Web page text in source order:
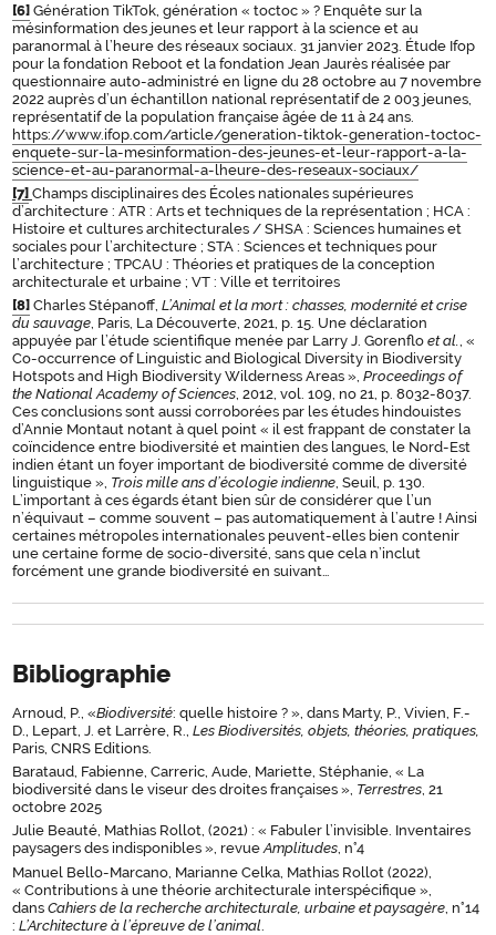
[6] Génération TikTok, génération « toctoc » ? Enquête sur la
mésinformation des jeunes et leur rapport à la science et au
paranormal à l’heure des réseaux sociaux. 31 janvier 2023. Étude Ifop
pour la fondation Reboot et la fondation Jean Jaurès réalisée par
questionnaire auto-administré en ligne du 28 octobre au 7 novembre
2022 auprès d’un échantillon national représentatif de 2 003 jeunes,
représentatif de la population française âgée de 11 à 24 ans.
https://www.ifop.com/article/generation-tiktok-generation-toctoc-
enquete-sur-la-mesinformation-des-jeunes-et-leur-rapport-a-la-
science-et-au-paranormal-a-lheure-des-reseaux-sociaux/
[7] Champs disciplinaires des Écoles nationales supérieures
d’architecture : ATR : Arts et techniques de la représentation ; HCA :
Histoire et cultures architecturales / SHSA : Sciences humaines et
sociales pour l’architecture ; STA : Sciences et techniques pour
l’architecture ; TPCAU : Théories et pratiques de la conception
architecturale et urbaine ; VT : Ville et territoires
[8] Charles Stépanoff, L’Animal et la mort : chasses, modernité et crise
du sauvage, Paris, La Découverte, 2021, p. 15. Une déclaration
appuyée par l’étude scientifique menée par Larry J. Gorenflo et al., «
Co-occurrence of Linguistic and Biological Diversity in Biodiversity
Hotspots and High Biodiversity Wilderness Areas », Proceedings of
the National Academy of Sciences, 2012, vol. 109, no 21, p. 8032-8037.
Ces conclusions sont aussi corroborées par les études hindouistes
d’Annie Montaut notant à quel point « il est frappant de constater la
coïncidence entre biodiversité et maintien des langues, le Nord-Est
indien étant un foyer important de biodiversité comme de diversité
linguistique », Trois mille ans d’écologie indienne, Seuil, p. 130.
L’important à ces égards étant bien sûr de considérer que l’un
n’équivaut – comme souvent – pas automatiquement à l’autre ! Ainsi
certaines métropoles internationales peuvent-elles bien contenir
une certaine forme de socio-diversité, sans que cela n’inclut
forcément une grande biodiversité en suivant…
Bibliographie
Arnoud, P., «Biodiversité: quelle histoire ? », dans Marty, P., Vivien, F.-
D., Lepart, J. et Larrère, R., Les Biodiversités, objets, théories, pratiques,
Paris, CNRS Editions.
Barataud, Fabienne, Carreric, Aude, Mariette, Stéphanie, « La
biodiversité dans le viseur des droites françaises », Terrestres, 21
octobre 2025
Julie Beauté, Mathias Rollot, (2021) : « Fabuler l’invisible. Inventaires
paysagers des indisponibles », revueAmplitudes, n°4
Manuel Bello-Marcano, Marianne Celka, Mathias Rollot (2022),
« Contributions à une théorie architecturale interspécifique »,
dans Cahiers de la recherche architecturale, urbaine et paysagère , n°14
: L’Architecture à l’épreuve de l’animal